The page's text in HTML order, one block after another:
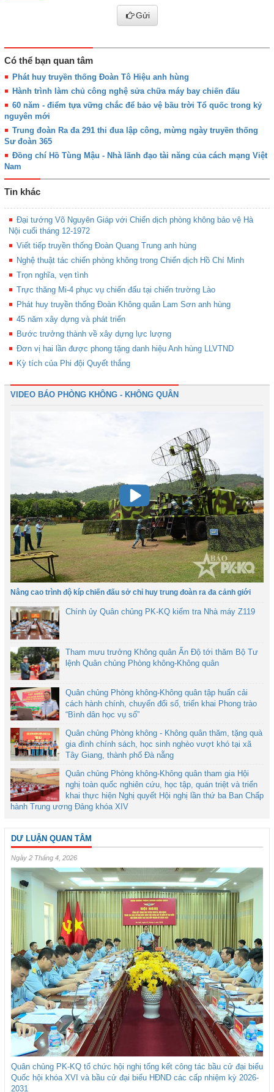
Gửi
Có thể bạn quan tâm
Phát huy truyền thống Đoàn Tô Hiệu anh hùng
Hành trình làm chủ công nghệ sửa chữa máy bay chiến đấu
60 năm - điểm tựa vững chắc để bảo vệ bầu trời Tổ quốc trong kỷ
nguyên mới
Trung đoàn Ra đa 291 thi đua lập công, mừng ngày truyền thống
Sư đoàn 365
Đồng chí Hồ Tùng Mậu - Nhà lãnh đạo tài năng của cách mạng Việt
Nam
Tin khác
Đại tướng Võ Nguyên Giáp với Chiến dịch phòng không bảo vệ Hà
Nội cuối tháng 12-1972
Viết tiếp truyền thống Đoàn Quang Trung anh hùng
Nghệ thuật tác chiến phòng không trong Chiến dịch Hồ Chí Minh
Trọn nghĩa, vẹn tình
Trực thăng Mi-4 phục vụ chiến đấu tại chiến trường Lào
Phát huy truyền thống Đoàn Không quân Lam Sơn anh hùng
45 năm xây dựng và phát triển
Bước trưởng thành về xây dựng lực lượng
Đơn vị hai lần được phong tặng danh hiệu Anh hùng LLVTND
Kỳ tích của Phi đội Quyết thắng
VIDEO BÁO PHÒNG KHÔNG - KHÔNG QUÂN
Nâng cao trình độ kíp chiến đấu sở chỉ huy trung đoàn ra đa cảnh giới
Chính ủy Quân chủng PK-KQ kiểm tra Nhà máy Z119
Tham mưu trưởng Không quân Ấn Độ tới thăm Bộ Tư
lệnh Quân chủng Phòng không-Không quân
Quân chủng Phòng không-Không quân tập huấn cải
cách hành chính, chuyển đổi số, triển khai Phong trào
“Bình dân học vụ số”
Quân chủng Phòng không - Không quân thăm, tặng quà
gia đình chính sách, học sinh nghèo vượt khó tại xã
Tây Giang, thành phố Đà nẵng
Quân chủng Phòng không-Không quân tham gia Hội
nghị toàn quốc nghiên cứu, học tập, quán triệt và triển
khai thực hiện Nghị quyết Hội nghị lần thứ ba Ban Chấp
hành Trung ương Đảng khóa XIV
DƯ LUẬN QUAN TÂM
Ngày 2 Tháng 4, 2026
Quân chủng PK-KQ tổ chức hội nghị tổng kết công tác bầu cử đại biểu
Quốc hội khóa XVI và bầu cử đại biểu HĐND các cấp nhiệm kỳ 2026-
2031